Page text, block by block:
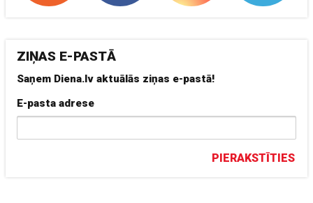
ZIŅAS E-PASTĀ
Saņem Diena.lv aktuālās ziņas e-pastā!
E-pasta adrese
PIERAKSTĪTIES